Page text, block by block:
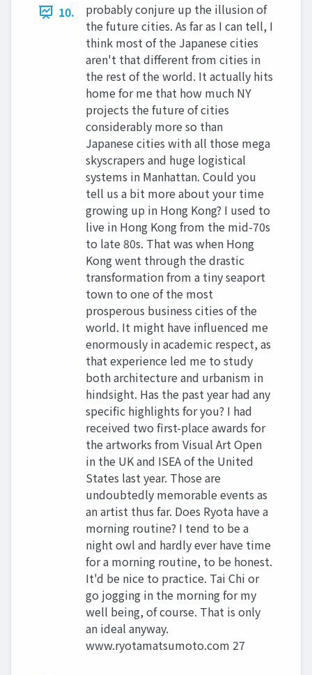
10.
probably conjure up the illusion of
the future cities. As far as I can tell, I
think most of the Japanese cities
aren't that different from cities in
the rest of the world. It actually hits
home for me that how much NY
projects the future of cities
considerably more so than
Japanese cities with all those mega
skyscrapers and huge logistical
systems in Manhattan. Could you
tell us a bit more about your time
growing up in Hong Kong? I used to
live in Hong Kong from the mid-70s
to late 80s. That was when Hong
Kong went through the drastic
transformation from a tiny seaport
town to one of the most
prosperous business cities of the
world. It might have influenced me
enormously in academic respect, as
that experience led me to study
both architecture and urbanism in
hindsight. Has the past year had any
specific highlights for you? I had
received two first-place awards for
the artworks from Visual Art Open
in the UK and ISEA of the United
States last year. Those are
undoubtedly memorable events as
an artist thus far. Does Ryota have a
morning routine? I tend to be a
night owl and hardly ever have time
for a morning routine, to be honest.
It'd be nice to practice. Tai Chi or
go jogging in the morning for my
well being, of course. That is only
an ideal anyway.
www.ryotamatsumoto.com 27